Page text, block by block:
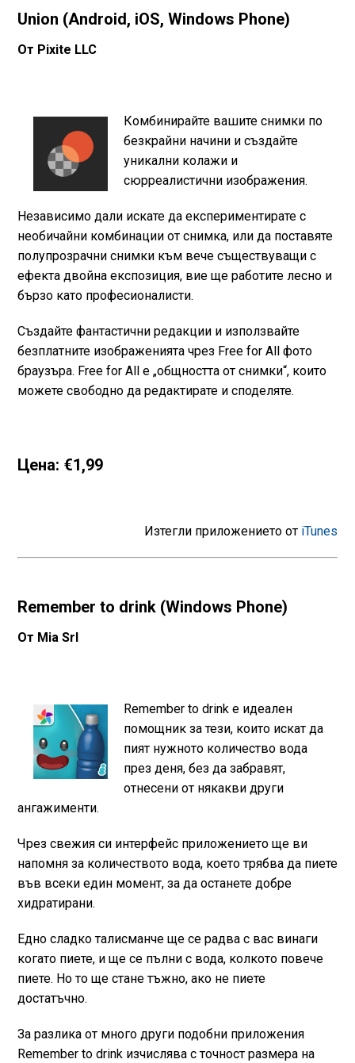
Union (Android, iOS, Windows Phone)
От Pixite LLC
Комбинирайте вашите снимки по
безкрайни начини и създайте
уникални колажи и
сюрреалистични изображения.
Независимо дали искате да експериментирате с
необичайни комбинации от снимка, или да поставяте
полупрозрачни снимки към вече съществуващи с
ефекта двойна експозиция, вие ще работите лесно и
бързо като професионалисти.
Създайте фантастични редакции и използвайте
безплатните изображенията чрез Free for All фото
браузъра. Free for All е „общността от снимки“, които
можете свободно да редактирате и споделяте.
Цена: €1,99
Изтегли приложението от iTunes
Remember to drink (Windows Phone)
От Mia Srl
Remember to drink е идеален
помощник за тези, които искат да
пият нужното количество вода
през деня, без да забравят,
отнесени от някакви други
ангажименти.
Чрез свежия си интерфейс приложението ще ви
напомня за количеството вода, което трябва да пиете
във всеки един момент, за да останете добре
хидратирани.
Едно сладко талисманче ще се радва с вас винаги
когато пиете, и ще се пълни с вода, колкото повече
пиете. Но то ще стане тъжно, ако не пиете
достатъчно.
За разлика от много други подобни приложения
Remember to drink изчислява с точност размера на